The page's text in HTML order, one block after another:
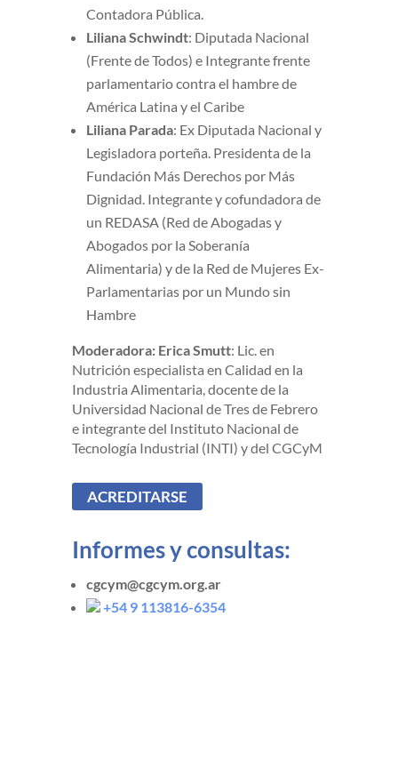
Contadora Pública.
Liliana Schwindt: Diputada Nacional
(Frente de Todos) e Integrante frente
parlamentario contra el hambre de
América Latina y el Caribe
Liliana Parada: Ex Diputada Nacional y
Legisladora porteña. Presidenta de la
Fundación Más Derechos por Más
Dignidad. Integrante y cofundadora de
un REDASA (Red de Abogadas y
Abogados por la Soberanía
Alimentaria) y de la Red de Mujeres Ex-
Parlamentarias por un Mundo sin
Hambre
Moderadora: Erica Smutt: Lic. en
Nutrición especialista en Calidad en la
Industria Alimentaria, docente de la
Universidad Nacional de Tres de Febrero
e integrante del Instituto Nacional de
Tecnología Industrial (INTI) y del CGCyM
ACREDITARSE
Informes y consultas:
cgcym@cgcym.org.ar
+54 9 113816-6354